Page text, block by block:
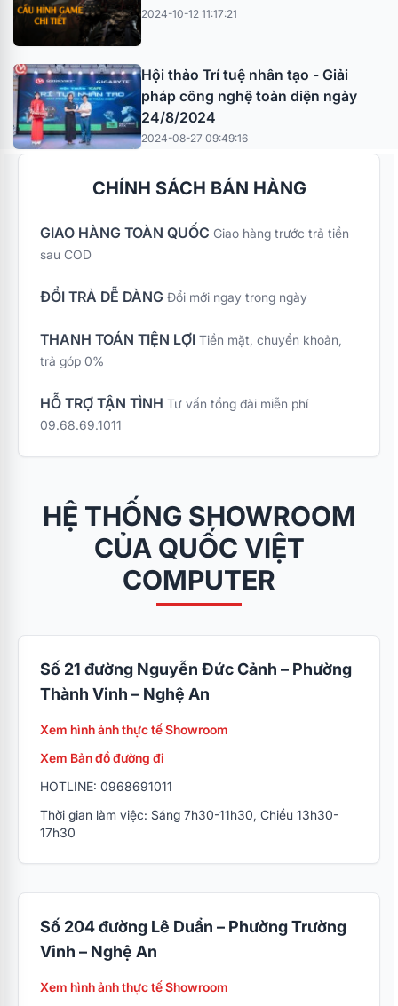
2024-10-12 11:17:21
Hội thảo Trí tuệ nhân tạo - Giải
pháp công nghệ toàn diện ngày
24/8/2024
2024-08-27 09:49:16
CHÍNH SÁCH BÁN HÀNG
GIAO HÀNG TOÀN QUỐC Giao hàng trước trả tiền
sau COD
ĐỔI TRẢ DỄ DÀNG Đổi mới ngay trong ngày
THANH TOÁN TIỆN LỢI Tiền mặt, chuyển khoản,
trả góp 0%
HỖ TRỢ TẬN TÌNH Tư vấn tổng đài miễn phí
09.68.69.1011
HỆ THỐNG SHOWROOM
CỦA QUỐC VIỆT
COMPUTER
Số 21 đường Nguyễn Đức Cảnh – Phường
Thành Vinh – Nghệ An
Xem hình ảnh thực tế Showroom
Xem Bản đồ đường đi
HOTLINE: 0968691011
Thời gian làm việc: Sáng 7h30-11h30, Chiều 13h30-
17h30
Số 204 đường Lê Duẩn – Phường Trường
Vinh – Nghệ An
Xem hình ảnh thực tế Showroom